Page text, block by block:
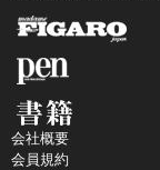
会社概要
会員規約